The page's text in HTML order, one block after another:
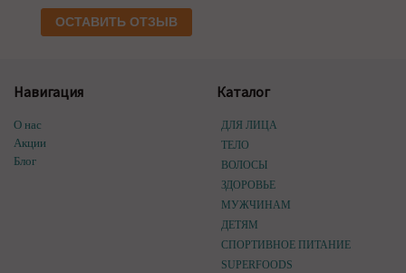
ОСТАВИТЬ ОТЗЫВ
Навигация
О нас
Акции
Блог
Каталог
ДЛЯ ЛИЦА
ТЕЛО
ВОЛОСЫ
ЗДОРОВЬЕ
МУЖЧИНАМ
ДЕТЯМ
СПОРТИВНОЕ ПИТАНИЕ
SUPERFOODS